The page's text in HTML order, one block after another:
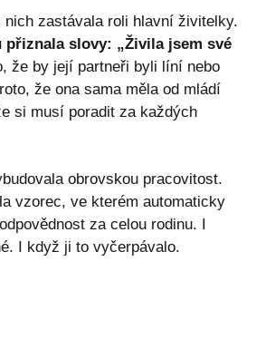
zastávala roli hlavní živitelky.
přiznala slovy: „Živila jsem své
že by její partneři byli líní nebo
že ona sama měla od mládí
si musí poradit za každých
obrovskou pracovitost.
vzorec, ve kterém automaticky
za celou rodinu. I
I když ji to vyčerpávalo.